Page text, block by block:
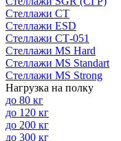
Стеллажи СТ
Стеллажи ESD
Стеллажи СТ-051
Стеллажи MS Hard
Стеллажи MS Standart
Стеллажи MS Strong
Нагрузка на полку
до 80 кг
до 120 кг
до 200 кг
до 300 кг